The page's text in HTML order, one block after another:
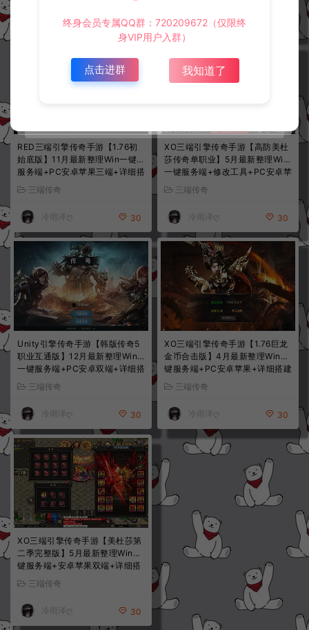
冷雨泽ღ 30 冷雨泽ღ
RED三端引擎传奇手游【1.76初
始底版】11月最新整理Win一键
服务端+PC安卓苹果三端+详细搭
建教程
三端传奇
冷雨泽ღ 30
XO三端引擎传奇手游【高防美杜
莎传奇单职业】5月最新整理Win
一键服务端+修改工具+PC安卓苹
果+详细搭建教程+视频教程
三端传奇
冷雨泽ღ 30
Unity引擎传奇手游【韩版传奇5
职业互通版】12月最新整理Win
一键服务端+PC安卓双端+详细搭
建教程
三端传奇
冷雨泽ღ 30
XO三端引擎传奇手游【1.76巨龙
金币合击版】4月最新整理Win一
键服务端+PC安卓苹果+详细搭建
教程+视频教程
三端传奇
冷雨泽ღ 30
XO三端引擎传奇手游【美杜莎第
二季完整版】5月最新整理Win一
键服务端+安卓苹果双端+详细搭
建教程+视频教程
三端传奇
冷雨泽ღ 30
终身会员专属QQ群：720209672（仅限终
身VIP用户入群）
点击进群 我知道了